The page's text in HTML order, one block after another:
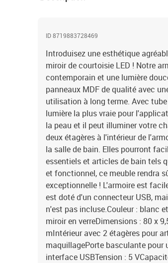
ID 8719883728469
Introduisez une esthétique
miroir de courtoisie LED ! Notre
contemporain et une lumière
panneaux MDF de qualité avec
utilisation à long terme. Avec
lumière la plus vraie pour
la peau et il peut illuminer votre
deux étagères à l'intérieur de
la salle de bain. Elles pourront
essentiels et articles de bain tels
et fonctionnel, ce meuble rendra
exceptionnelle ! L'armoire est
est doté d'un connecteur USB,
n'est pas incluse.Couleur : blanc
miroir en verreDimensions : 80 x
mIntérieur avec 2 étagères pour
maquillagePorte basculante pour
interface USBTension : 5